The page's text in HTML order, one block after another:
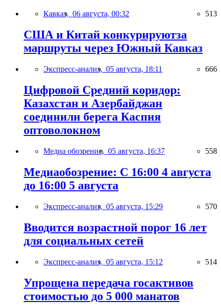
Кавказ, 06 августа, 00:32 513
США и Китай конкурируютза
маршруты через Южный Кавказ
Экспресс-анализ, 05 августа, 18:11 666
Цифровой Средний коридор:
Казахстан и Азербайджан
соединили берега Каспия
оптоволокном
Медиа обозрение, 05 августа, 16:37 558
Медиаобозрение: С 16:00 4 августа
до 16:00 5 августа
Экспресс-анализ, 05 августа, 15:29 570
Вводится возрастной порог 16 лет
для социальных сетей
Экспресс-анализ, 05 августа, 15:12 514
Упрощена передача госактивов
стоимостью до 5 000 манатов